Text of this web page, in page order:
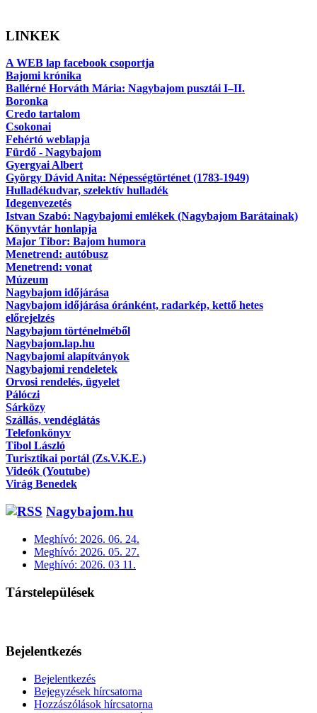
LINKEK
A WEB lap facebook csoportja
Bajomi krónika
Ballérné Horváth Mária: Nagybajom pusztái I–II.
Boronka
Credo tartalom
Csokonai
Fehértó weblapja
Fürdő - Nagybajom
Gyergyai Albert
György Dávid Anita: Népességtörténet (1783-1949)
Hulladékudvar, szelektív hulladék
Idegenvezetés
Istvan Szabó: Nagybajomi emlékek (Nagybajom Barátainak)
Könyvtár honlapja
Major Tibor: Bajom humora
Menetrend: autóbusz
Menetrend: vonat
Múzeum
Nagybajom időjárása
Nagybajom időjárása óránként, radarkép, kettő hetes
előrejelzés
Nagybajom történelméből
Nagybajom.lap.hu
Nagybajomi alapítványok
Nagybajomi rendeletek
Orvosi rendelés, ügyelet
Pálóczi
Sárközy
Szállás, vendéglátás
Telefonkönyv
Tibol László
Turisztikai portál (Zs.V.K.E.)
Videók (Youtube)
Virág Benedek
Nagybajom.hu
Meghívó: 2026. 06. 24.
Meghívó: 2026. 05. 27.
Meghívó: 2026. 03 11.
Társtelepülések
Bejelentkezés
Bejelentkezés
Bejegyzések hírcsatorna
Hozzászólások hírcsatorna